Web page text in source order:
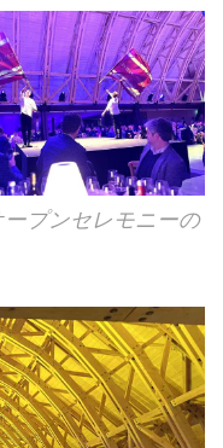
プンセレモニーの